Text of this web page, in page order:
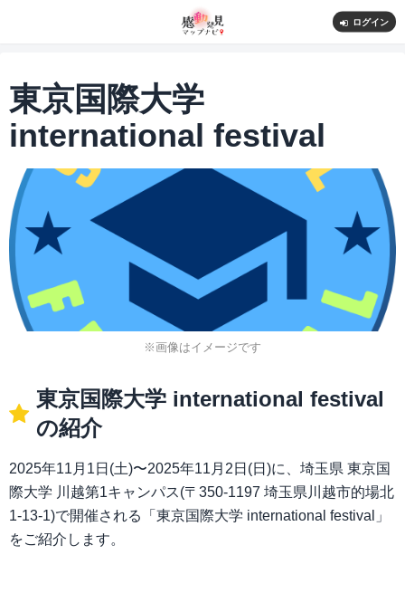
ログイン
東京国際大学
international festival
※画像はイメージです
東京国際大学 international festival
の紹介
2025年11月1日(土)〜2025年11月2日(日)に、埼玉県 東京国
際大学 川越第1キャンパス(〒350-1197 埼玉県川越市的場北
1-13-1)で開催される「東京国際大学 international festival」
をご紹介します。